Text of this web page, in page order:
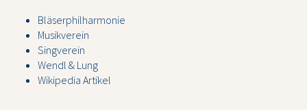
Bläserphilharmonie
Musikverein
Singverein
Wendl & Lung
Wikipedia Artikel